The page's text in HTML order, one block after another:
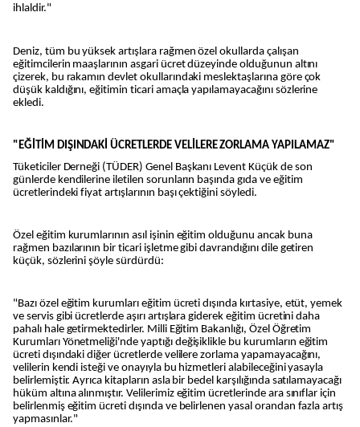
ihlaldir."
Deniz, tüm bu yüksek artışlara rağmen özel okullarda çalışan
eğitimcilerin maaşlarının asgari ücret düzeyinde olduğunun altını
çizerek, bu rakamın devlet okullarındaki meslektaşlarına göre çok
düşük kaldığını, eğitimin ticari amaçla yapılamayacağını sözlerine
ekledi.
"EĞİTİM DIŞINDAKİ ÜCRETLERDE VELİLERE ZORLAMA YAPILAMAZ"
Tüketiciler Derneği (TÜDER) Genel Başkanı Levent Küçük de son
günlerde kendilerine iletilen sorunların başında gıda ve eğitim
ücretlerindeki fiyat artışlarının başı çektiğini söyledi.
Özel eğitim kurumlarının asıl işinin eğitim olduğunu ancak buna
rağmen bazılarının bir ticari işletme gibi davrandığını dile getiren
küçük, sözlerini şöyle sürdürdü:
"Bazı özel eğitim kurumları eğitim ücreti dışında kırtasiye, etüt, yemek
ve servis gibi ücretlerde aşırı artışlara giderek eğitim ücretini daha
pahalı hale getirmektedirler. Milli Eğitim Bakanlığı, Özel Öğretim
Kurumları Yönetmeliği'nde yaptığı değişiklikle bu kurumların eğitim
ücreti dışındaki diğer ücretlerde velilere zorlama yapamayacağını,
velilerin kendi isteği ve onayıyla bu hizmetleri alabileceğini yasayla
belirlemiştir. Ayrıca kitapların asla bir bedel karşılığında satılamayacağı
hüküm altına alınmıştır. Velilerimiz eğitim ücretlerinde ara sınıflar için
belirlenmiş eğitim ücreti dışında ve belirlenen yasal orandan fazla artış
yapmasınlar."